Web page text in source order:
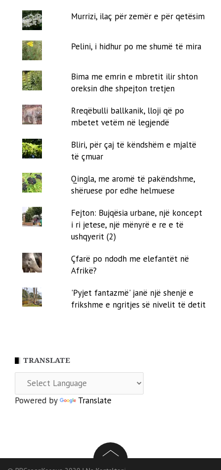
Murrizi, ilaç për zemër e për qetësim
Pelini, i hidhur po me shumë të mira
Bima me emrin e mbretit ilir shton
oreksin dhe shpejton tretjen
Rreqëbulli ballkanik, lloji që po
mbetet vetëm në legjendë
Bliri, për çaj të këndshëm e mjaltë
të çmuar
Qingla, me aromë të pakëndshme,
shëruese por edhe helmuese
Fejton: Bujqësia urbane, një koncept
i ri jetese, një mënyrë e re e të
ushqyerit (2)
Çfarë po ndodh me elefantët në
Afrikë?
'Pyjet fantazmë' janë një shenjë e
frikshme e ngritjes së nivelit të detit
TRANSLATE
Powered by Translate